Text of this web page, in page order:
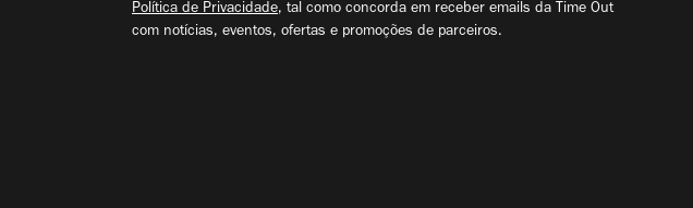
Política de Privacidade, tal como concorda em receber emails da Time Out
com notícias, eventos, ofertas e promoções de parceiros.